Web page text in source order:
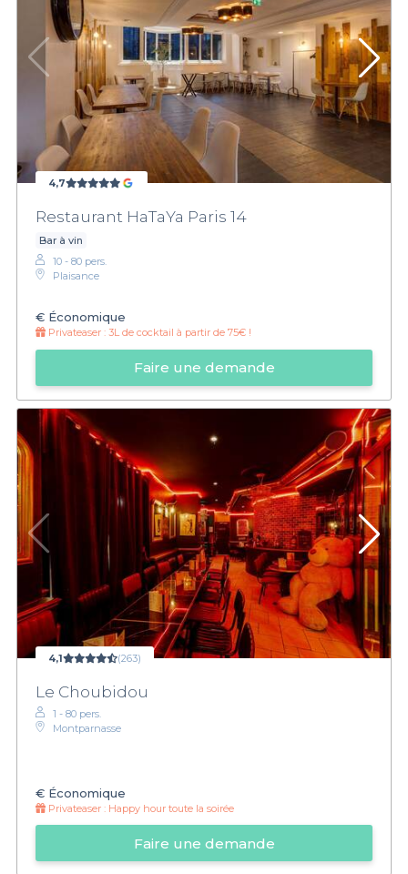
4,7
Restaurant HaTaYa Paris 14
Bar à vin
10 - 80 pers.
Plaisance
€ Économique
Privateaser : 3L de cocktail à partir de 75€ !
Faire une demande
4,1 (263)
Le Choubidou
1 - 80 pers.
Montparnasse
€ Économique
Privateaser : Happy hour toute la soirée
Faire une demande